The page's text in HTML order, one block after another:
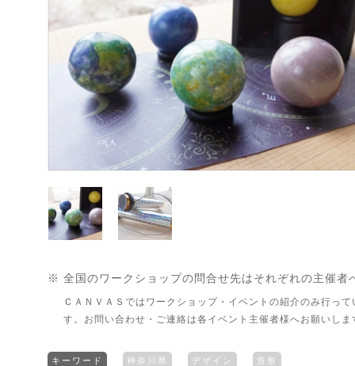
※ 全国のワークショップの問合せ先はそれぞれの主催者
ＣＡＮＶＡＳではワークショップ・イベントの紹介のみ行って
す。お問い合わせ・ご連絡は各イベント主催者様へお願いしま
キーワード 神奈川県 デザイン 造形